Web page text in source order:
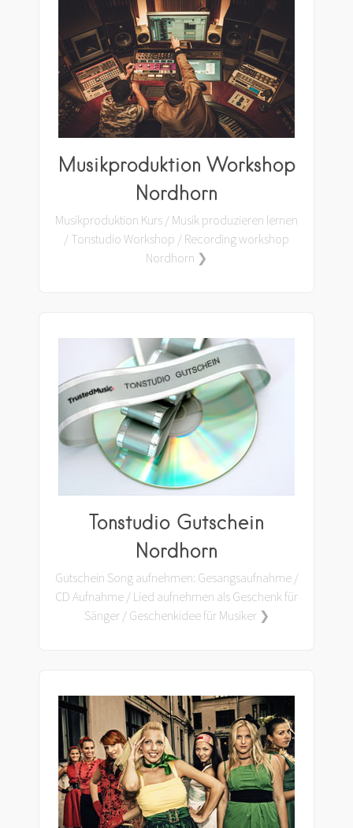
Musikproduktion Workshop
Nordhorn
Musikproduktion Kurs / Musik produzieren lernen
/ Tonstudio Workshop / Recording workshop
Nordhorn ❯
Tonstudio Gutschein
Nordhorn
Gutschein Song aufnehmen: Gesangsaufnahme /
CD Aufnahme / Lied aufnehmen als Geschenk für
Sänger / Geschenkidee für Musiker ❯